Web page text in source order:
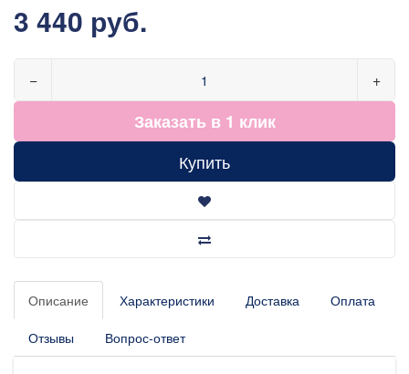
3 440 руб.
− +
Заказать в 1 клик
Купить
Описание Характеристики Доставка Оплата
Отзывы Вопрос-ответ